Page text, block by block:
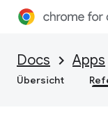
Docs Apps
Übersicht